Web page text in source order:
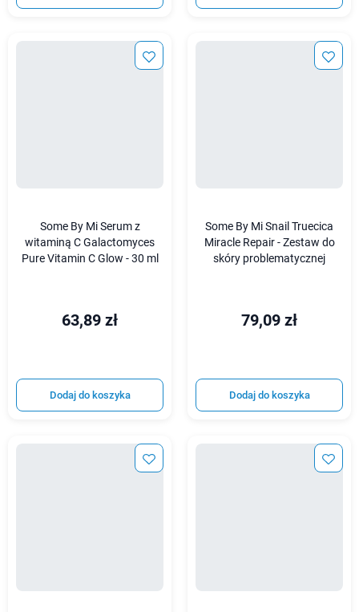
Some By Mi Serum z
witaminą C Galactomyces
Pure Vitamin C Glow - 30 ml
63,89 zł
Dodaj do koszyka
Some By Mi Snail Truecica
Miracle Repair - Zestaw do
skóry problematycznej
79,09 zł
Dodaj do koszyka